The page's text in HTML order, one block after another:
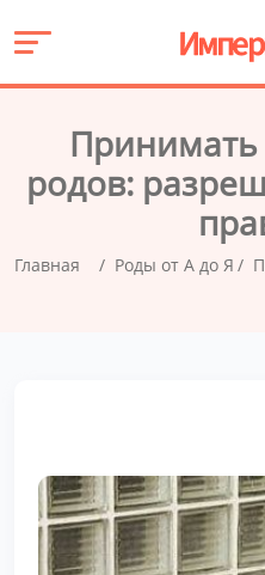
Принимать
родов:
Главная Роды от А до Я